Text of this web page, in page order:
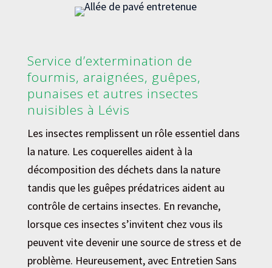
Service d’extermination de
fourmis, araignées, guêpes,
punaises et autres insectes
nuisibles à Lévis
Les insectes remplissent un rôle essentiel dans
la nature. Les coquerelles aident à la
décomposition des déchets dans la nature
tandis que les guêpes prédatrices aident au
contrôle de certains insectes. En revanche,
lorsque ces insectes s’invitent chez vous ils
peuvent vite devenir une source de stress et de
problème. Heureusement, avec Entretien Sans